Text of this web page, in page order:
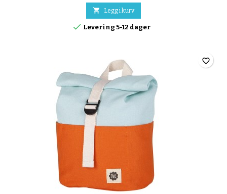
 Legg i kurv
 Levering 5-12 dager
favorite_border